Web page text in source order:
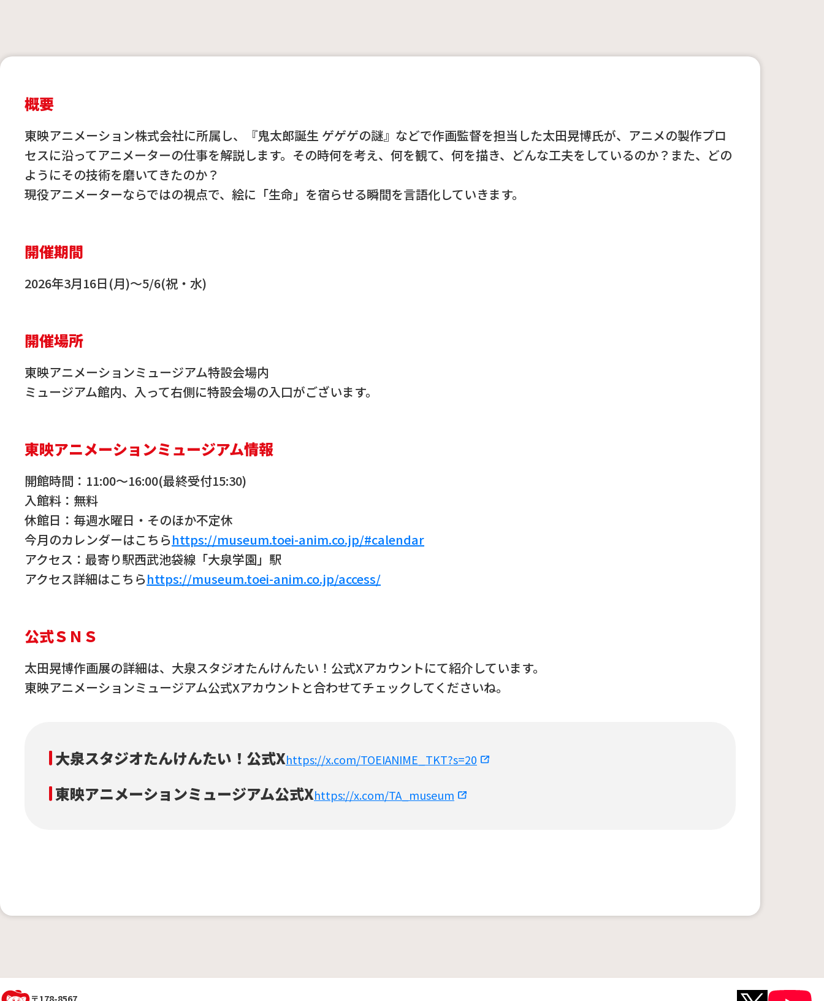
概要
東映アニメーション株式会社に所属し、『鬼太郎誕生 ゲゲゲの謎』などで作画監督を担当した太田晃博氏が、アニメの製作プロ
セスに沿ってアニメーターの仕事を解説します。その時何を考え、何を観て、何を描き、どんな工夫をしているのか？また、どの
ようにその技術を磨いてきたのか？
現役アニメーターならではの視点で、絵に「生命」を宿らせる瞬間を言語化していきます。
開催期間
2026年3月16日(月)～5/6(祝・水)
開催場所
東映アニメーションミュージアム特設会場内
ミュージアム館内、入って右側に特設会場の入口がございます。
東映アニメーションミュージアム情報
開館時間：11:00～16:00(最終受付15:30)
入館料：無料
休館日：毎週水曜日・そのほか不定休
今月のカレンダーはこちらhttps://museum.toei-anim.co.jp/#calendar
アクセス：最寄り駅西武池袋線「大泉学園」駅
アクセス詳細はこちらhttps://museum.toei-anim.co.jp/access/
公式ＳＮＳ
太田晃博作画展の詳細は、大泉スタジオたんけんたい！公式Xアカウントにて紹介しています。
東映アニメーションミュージアム公式Xアカウントと合わせてチェックしてくださいね。
大泉スタジオたんけんたい！公式Xhttps://x.com/TOEIANIME_TKT?s=20
東映アニメーションミュージアム公式Xhttps://x.com/TA_museum
〒178-8567